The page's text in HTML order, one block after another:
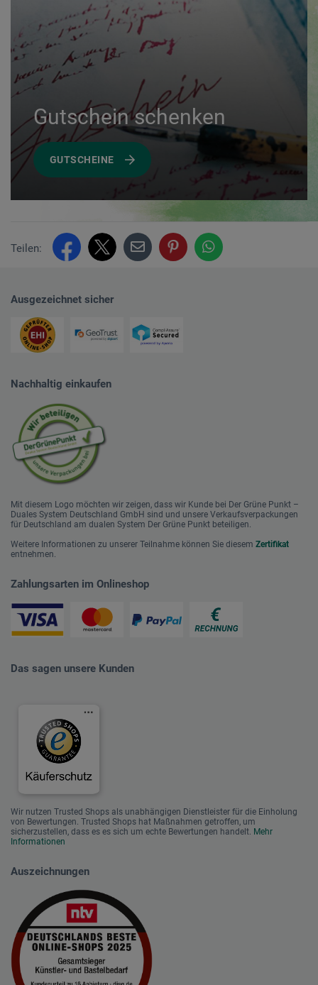
Gutschein schenken
GUTSCHEINE
Teilen:
Ausgezeichnet sicher
Nachhaltig einkaufen
Mit diesem Logo möchten wir zeigen, dass wir Kunde bei Der Grüne Punkt –
Duales System Deutschland GmbH sind und unsere Verkaufsverpackungen
für Deutschland am dualen System Der Grüne Punkt beteiligen.
Weitere Informationen zu unserer Teilnahme können Sie diesem Zertifikat
entnehmen.
Zahlungsarten im Onlineshop
Das sagen unsere Kunden
Wir nutzen Trusted Shops als unabhängigen Dienstleister für die Einholung
von Bewertungen. Trusted Shops hat Maßnahmen getroffen, um
sicherzustellen, dass es es sich um echte Bewertungen handelt. Mehr
Informationen
Auszeichnungen